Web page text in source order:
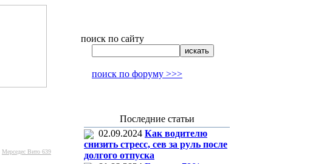
поиск по сайту
поиск по форуму >>>
Мерседес Вито 639
Последние статьи
02.09.2024 Как водителю
снизить стресс, сев за руль после
долгого отпуска